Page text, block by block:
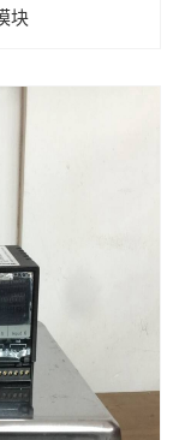
块